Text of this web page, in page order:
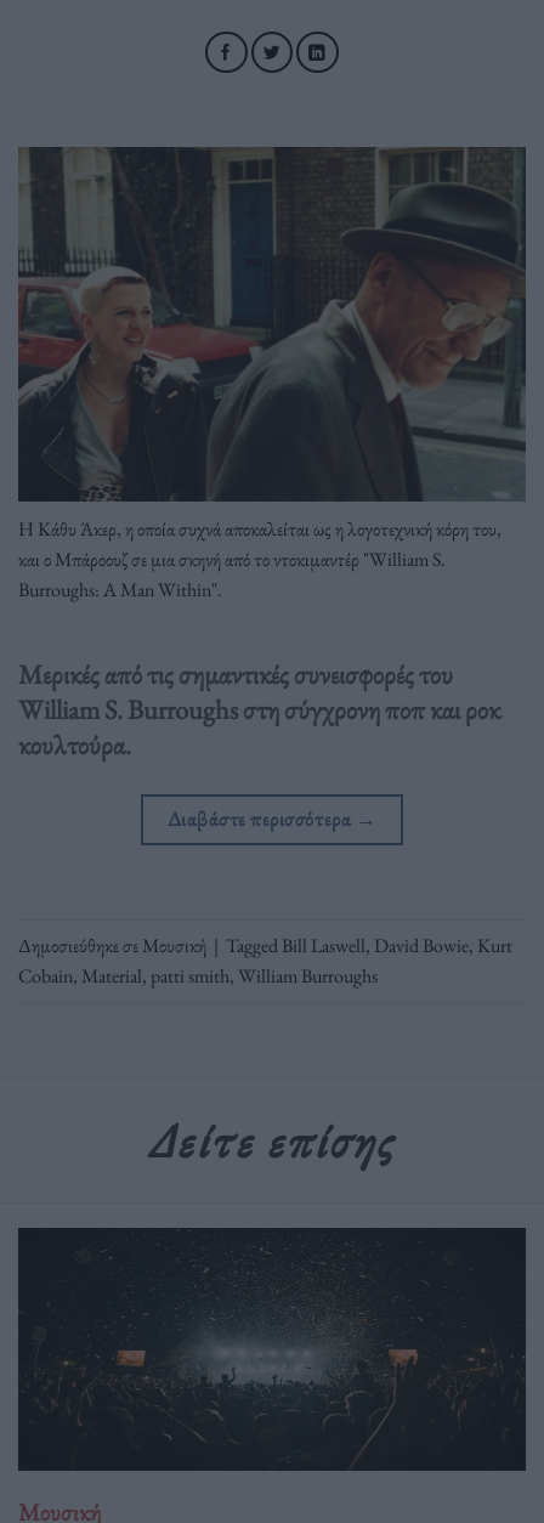
Η Κάθυ Άκερ, η οποία συχνά αποκαλείται ως η λογοτεχνική κόρη του,
και ο Μπάροουζ σε μια σκηνή από το ντοκιμαντέρ "William S.
Burroughs: A Man Within".
Μερικές από τις σημαντικές συνεισφορές του
William S. Burroughs στη σύγχρονη ποπ και ροκ
κουλτούρα.
Διαβάστε περισσότερα →
Δημοσιεύθηκε σεΜουσική | TaggedBill Laswell, David Bowie, Kurt
Cobain, Material, patti smith,William Burroughs
Δείτε επίσης
Μουσική